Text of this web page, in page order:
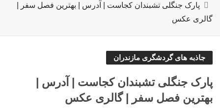
پارک جنگلی تشبندان کجاست | آدرس | بهترین فصل سفر |
گالری عکس
جاذبه های گردشگری مازندران
پارک جنگلی تشبندان کجاست | آدرس |
بهترین فصل سفر | گالری عکس